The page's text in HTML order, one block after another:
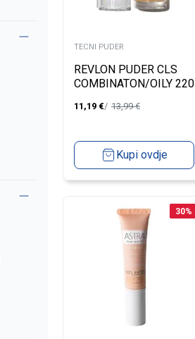
TECNI PUDER
REVLON PUDER CLS
COMBINATON/OILY 220
11,19 € 13,99€
Kupi ovdje
30%